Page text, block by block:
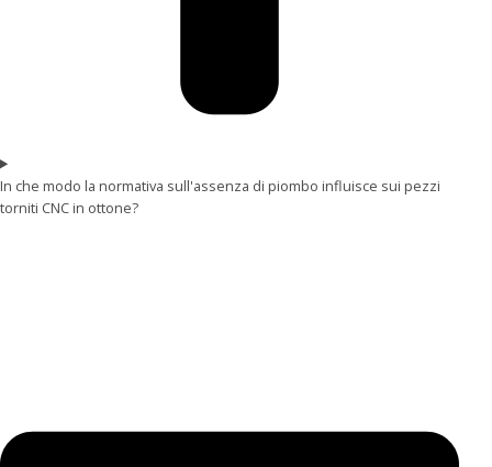
In che modo la normativa sull'assenza di piombo influisce sui pezzi
torniti CNC in ottone?